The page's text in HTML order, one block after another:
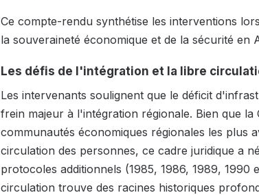
Ce compte-rendu synthétise les interventions
la souveraineté économique et de la sécurité en
Les défis de l'intégration et la libre
Les intervenants soulignent que le déficit
frein majeur à l'intégration régionale. Bien que la
communautés économiques régionales les plus
circulation des personnes, ce cadre juridique a
protocoles additionnels (1985, 1986, 1989,
circulation trouve des racines historiques